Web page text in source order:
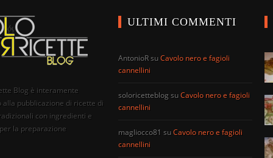
Blog è interamente
alla pubblicazione di ricette di
con ingredienti e
la preparazione
ULTIMI COMMENTI
AntonioRsuCavolo nero e fagioli
cannellini
soloricetteblogsuCavolo nero e fagioli
cannellini
magliocco81 suCavolo nero e fagioli
cannellini